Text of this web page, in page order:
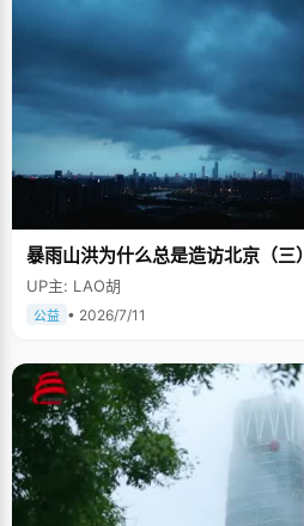
暴雨山洪为什么总是造访北京（三）
UP主: LAO胡
公益 • 2026/7/11